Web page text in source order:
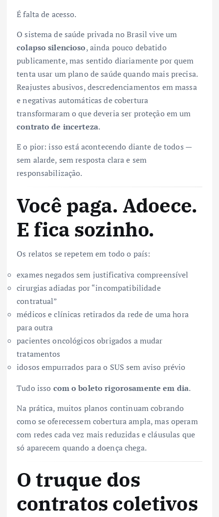
É falta de acesso.
O sistema de saúde privada no Brasil vive um
colapso silencioso, ainda pouco debatido
publicamente, mas sentido diariamente por quem
tenta usar um plano de saúde quando mais precisa.
Reajustes abusivos, descredenciamentos em massa
e negativas automáticas de cobertura
transformaram o que deveria ser proteção em um
contrato de incerteza.
E o pior: isso está acontecendo diante de todos —
sem alarde, sem resposta clara e sem
responsabilização.
Você paga. Adoece.
E fica sozinho.
Os relatos se repetem em todo o país:
exames negados sem justificativa compreensível
cirurgias adiadas por “incompatibilidade
contratual”
médicos e clínicas retirados da rede de uma hora
para outra
pacientes oncológicos obrigados a mudar
tratamentos
idosos empurrados para o SUS sem aviso prévio
Tudo isso com o boleto rigorosamente em dia.
Na prática, muitos planos continuam cobrando
como se oferecessem cobertura ampla, mas operam
com redes cada vez mais reduzidas e cláusulas que
só aparecem quando a doença chega.
O truque dos
contratos coletivos